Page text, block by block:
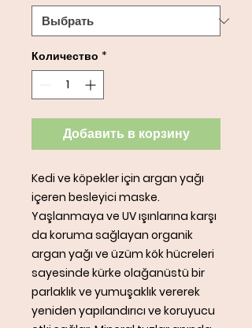
Количество *
Добавить в корзину
Kedi ve köpekler için argan yağı
içeren besleyici maske.
Yaşlanmaya ve UV ışınlarına karşı
da koruma sağlayan organik
argan yağı ve üzüm kök hücreleri
sayesinde kürke olağanüstü bir
parlaklık ve yumuşaklık vererek
yeniden yapılandırıcı ve koruyucu